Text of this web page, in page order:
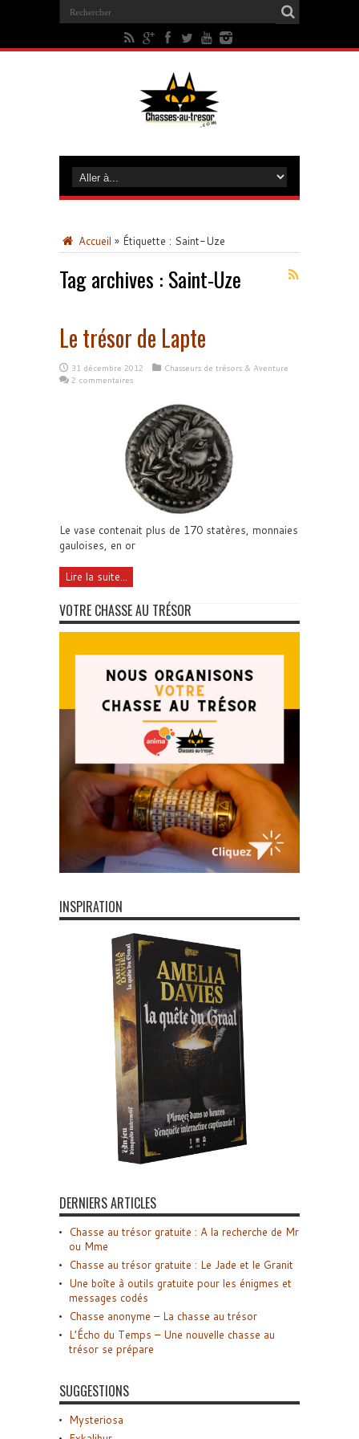
Accueil » Étiquette : Saint-Uze
Tag archives : Saint-Uze
Le trésor de Lapte
31 décembre 2012
Chasseurs de trésors & Aventure
2 commentaires
Le vase contenait plus de 170 statères, monnaies
gauloises, en or
Lire la suite...
VOTRE CHASSE AU TRÉSOR
INSPIRATION
DERNIERS ARTICLES
Chasse au trésor gratuite : A la recherche de Mr
ou Mme
Chasse au trésor gratuite : Le Jade et le Granit
Une boîte à outils gratuite pour les énigmes et
messages codés
Chasse anonyme – La chasse au trésor
L’Écho du Temps – Une nouvelle chasse au
trésor se prépare
SUGGESTIONS
Mysteriosa